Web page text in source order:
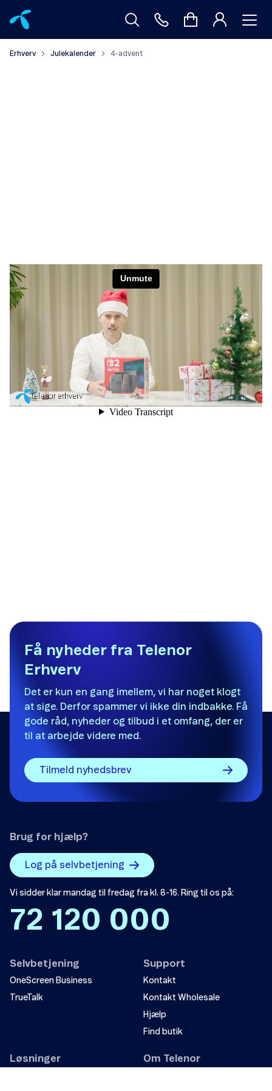
Erhverv Julekalender 4-advent
Få nyheder fra Telenor
Erhverv
Det er kun en gang imellem, vi har noget klogt
at sige. Derfor spammer vi ikke din indbakke. Få
gode råd, nyheder og tilbud i et omfang, der er
til at arbejde videre med.
Tilmeld nyhedsbrev
Brug for hjælp?
Log på selvbetjening
Vi sidder klar mandag til fredag fra kl. 8-16. Ring til os på:
72 120 000
Selvbetjening
OneScreen Business
TrueTalk
Support
Kontakt
Kontakt Wholesale
Hjælp
Find butik
Løsninger Om Telenor